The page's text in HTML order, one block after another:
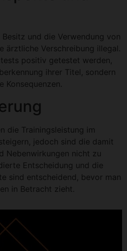
und die Verwendung von
ärztliche Verschreibung illegal.
positiv getestet werden,
ihrer Titel, sondern
Konsequenzen.
die Trainingsleistung im
jedoch sind die damit
Nebenwirkungen nicht zu
Entscheidung und die
sind entscheidend, bevor man
in Betracht zieht.